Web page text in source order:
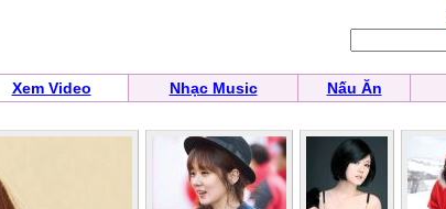
Xem Video Nhạc Music Nấu Ăn